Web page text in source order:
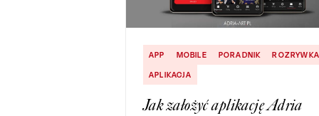
APP MOBILE PORADNIK
APLIKACJA
Jak założyć aplikację Adria